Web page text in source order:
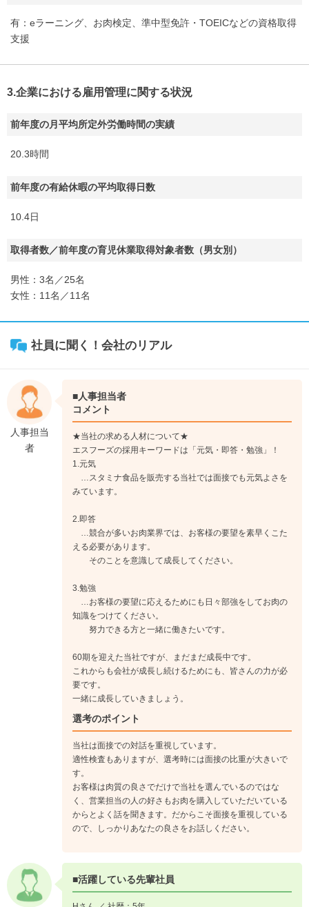
有：eラーニング、お肉検定、準中型免許・TOEICなどの資格取得
支援
3.企業における雇用管理に関する状況
前年度の月平均所定外労働時間の実績
20.3時間
前年度の有給休暇の平均取得日数
10.4日
取得者数／前年度の育児休業取得対象者数（男女別）
男性：3名／25名
女性：11名／11名
社員に聞く！会社のリアル
人事担当
者
■人事担当者
コメント
★当社の求める人材について★
エスフーズの採用キーワードは「元気・即答・勉強」！
1.元気
…スタミナ食品を販売する当社では面接でも元気よさを
みています。
2.即答
…競合が多いお肉業界では、お客様の要望を素早くこた
える必要があります。
そのことを意識して成長してください。
3.勉強
…お客様の要望に応えるためにも日々部強をしてお肉の
知識をつけてください。
努力できる方と一緒に働きたいです。
60期を迎えた当社ですが、まだまだ成長中です。
これからも会社が成長し続けるためにも、皆さんの力が必
要です。
一緒に成長していきましょう。
選考のポイント
当社は面接での対話を重視しています。
適性検査もありますが、選考時には面接の比重が大きいで
す。
お客様は肉質の良さでだけで当社を選んでいるのではな
く、営業担当の人の好さもお肉を購入していただいている
からとよく話を聞きます。だからこそ面接を重視している
ので、しっかりあなたの良さをお話しください。
■活躍している先輩社員